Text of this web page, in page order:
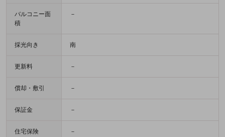
バルコニー面
積
－
採光向き 南
更新料 －
償却・敷引 －
保証金 －
住宅保険 －